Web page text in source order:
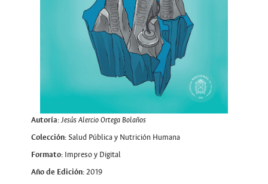
Autoría: Jesús Alercio Ortega Bolaños
Colección:Salud Pública y Nutrición Humana
Formato: Impreso y Digital
Año de Edición:2019